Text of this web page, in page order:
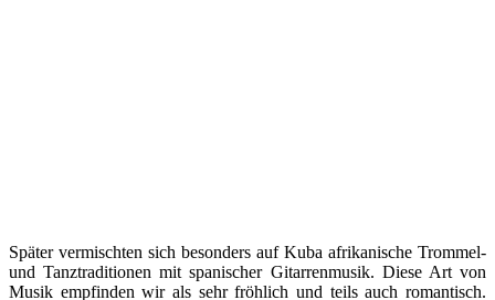
Später vermischten sich besonders auf Kuba afrikanische Trommel-
und Tanztraditionen mit spanischer Gitarrenmusik. Diese Art von
Musik empfinden wir als sehr fröhlich und teils auch romantisch.